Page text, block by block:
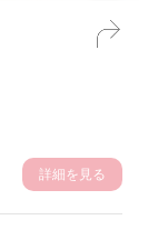
詳細を見る